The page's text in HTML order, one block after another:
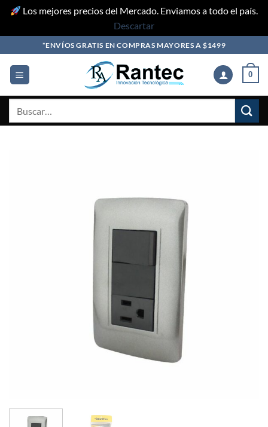
Los mejores precios del Mercado. Enviamos a todo el país.
Descartar
to
content
*ENVÍOS GRATIS EN COMPRAS MAYORES A $1499
0